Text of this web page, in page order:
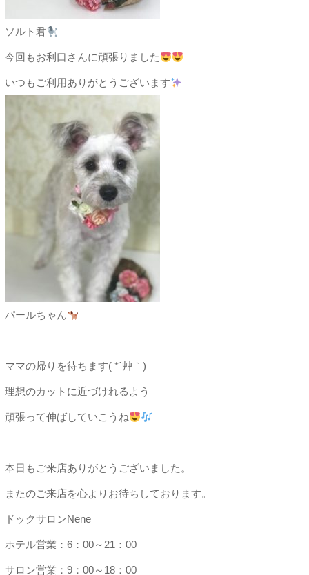
ソルト君
今回もお利口さんに頑張りました
いつもご利用ありがとうございます
パールちゃん
ママの帰りを待ちます( *´艸｀)
理想のカットに近づけれるよう
頑張って伸ばしていこうね
本日もご来店ありがとうございました。
またのご来店を心よりお待ちしております。
ドックサロンNene
ホテル営業：6：00～21：00
サロン営業：9：00～18：00